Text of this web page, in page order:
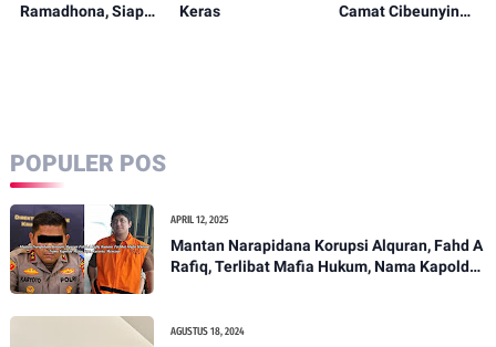
Ramadhona, Siap
Keras
Camat Cibeunying
POPULER POS
APRIL 12, 2025
Mantan Narapidana Korupsi Alquran, Fahd A
Rafiq, Terlibat Mafia Hukum, Nama Kapolda
AGUSTUS 18, 2024